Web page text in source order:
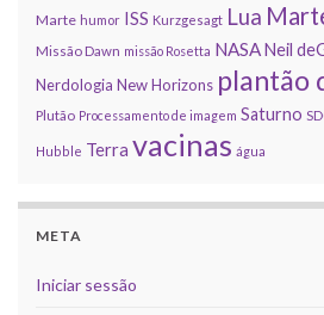
Marte humor ISS Kurzgesagt Lua
Missão Dawn missão Rosetta NASANeil
Nerdologia New Horizons plantão
Plutão Processamento de imagem Saturno
Hubble Terra vacinas água
META
Iniciar sessão